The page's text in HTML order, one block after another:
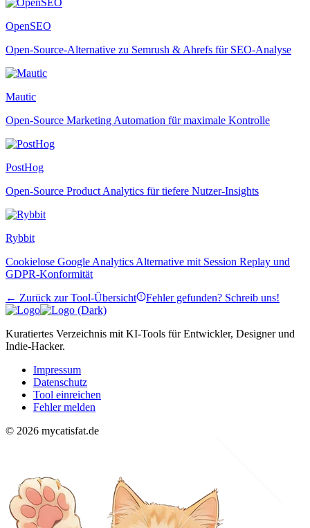
OpenSEO
Open-Source-Alternative zu Semrush & Ahrefs für SEO-Analyse
Mautic
Open-Source Marketing Automation für maximale Kontrolle
PostHog
Open-Source Product Analytics für tiefere Nutzer-Insights
Rybbit
Cookielose Google Analytics Alternative mit Session Replay und
GDPR-Konformität
← Zurück zur Tool-Übersicht
Fehler gefunden? Schreib uns!
Kuratiertes Verzeichnis mit KI-Tools für Entwickler, Designer und
Indie-Hacker.
Impressum
Datenschutz
Tool einreichen
Fehler melden
© 2026 mycatisfat.de